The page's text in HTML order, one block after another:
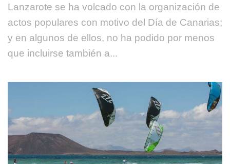
Lanzarote se ha volcado con la organización de
actos populares con motivo del Día de Canarias;
y en algunos de ellos, no ha podido por menos
que incluirse también a...